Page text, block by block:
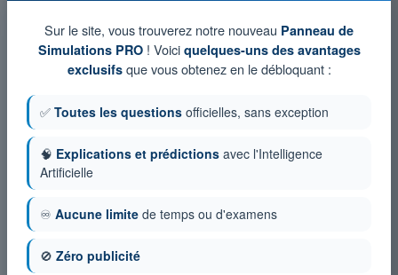
Sur le site, vous trouverez notre nouveau Panneau de
Simulations PRO! Voici quelques-uns des avantages
exclusifsque vous obtenez en le débloquant :
✅ Toutes les questions officielles, sans exception
🧠 Explications et prédictions avec l'Intelligence
Artificielle
♾️ Aucune limite de temps ou d'examens
🚫 Zéro publicité